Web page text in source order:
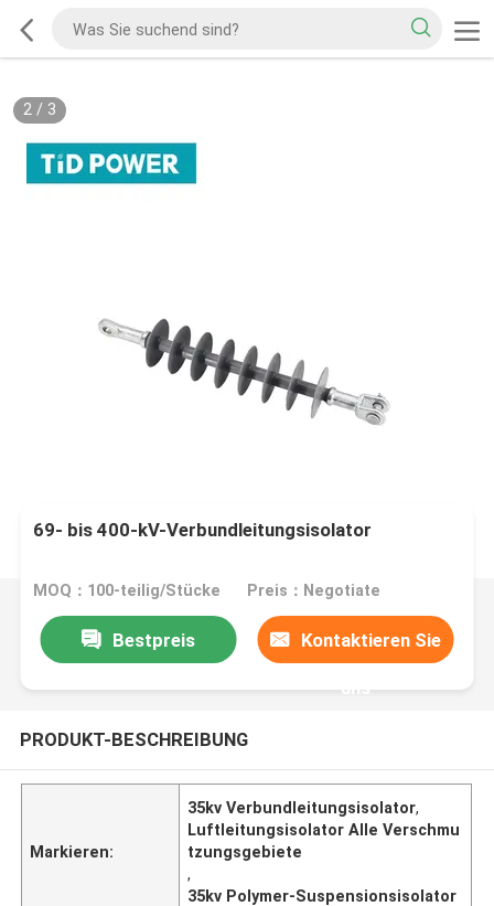
2/ 3
69- bis 400-kV-Verbundleitungsisolator
MOQ：100-teilig/Stücke Preis：Negotiate
Bestpreis Kontaktieren Sie
uns
PRODUKT-BESCHREIBUNG
Markieren:
35kv Verbundleitungsisolator,
Luftleitungsisolator Alle Verschmu
tzungsgebiete
,
35kv Polymer-Suspensionsisolator